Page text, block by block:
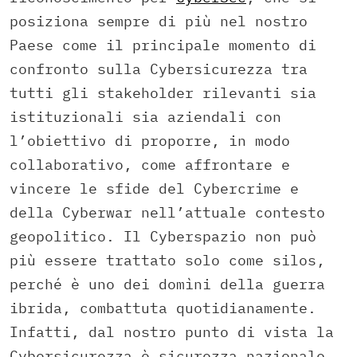
posiziona sempre di più nel nostro
Paese come il principale momento di
confronto sulla Cybersicurezza tra
tutti gli stakeholder rilevanti sia
istituzionali sia aziendali con
l’obiettivo di proporre, in modo
collaborativo, come affrontare e
vincere le sfide del Cybercrime e
della Cyberwar nell’attuale contesto
geopolitico. Il Cyberspazio non può
più essere trattato solo come silos,
perché è uno dei domìni della guerra
ibrida, combattuta quotidianamente.
Infatti, dal nostro punto di vista la